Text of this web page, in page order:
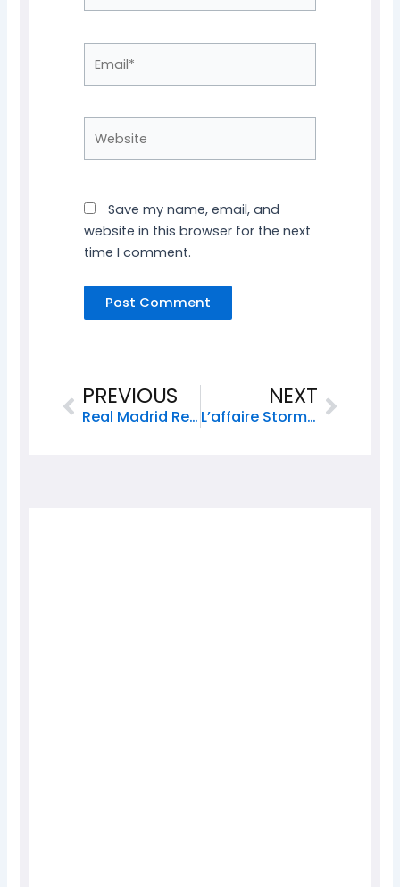
Save my name, email, and
website in this browser for the next
time I comment.
Prev
PREVIOUS
Real Madrid Reconquiert Le Trône De La Liga
NEXT
L’affaire Stormy Daniels : Des Révélations Explosives Lors Du Procès De Donald Trump
Next